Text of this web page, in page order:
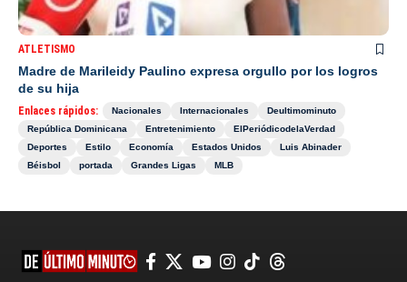
ATLETISMO
Madre de Marileidy Paulino expresa orgullo por los logros
de su hija
Enlaces rápidos: Nacionales Internacionales
Deultimominuto
República Dominicana
Entretenimiento
ElPeriódicodelaVerdad
Deportes
Estilo Economía Estados Unidos
Luis Abinader
Béisbol
portada Grandes Ligas MLB